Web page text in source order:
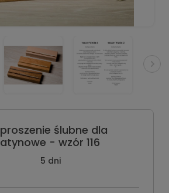
ślubne dla
- wzór 116
5 dni